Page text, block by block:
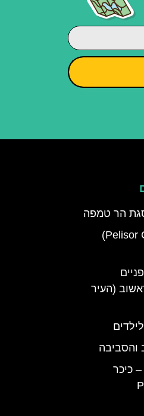
הר טמפה
ארמון פלישור (Pelisor Castle)
(העיר
כיכר